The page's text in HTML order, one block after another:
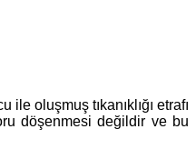
oluşmuş tıkanıklığı etrafı
döşenmesi değildir ve bu